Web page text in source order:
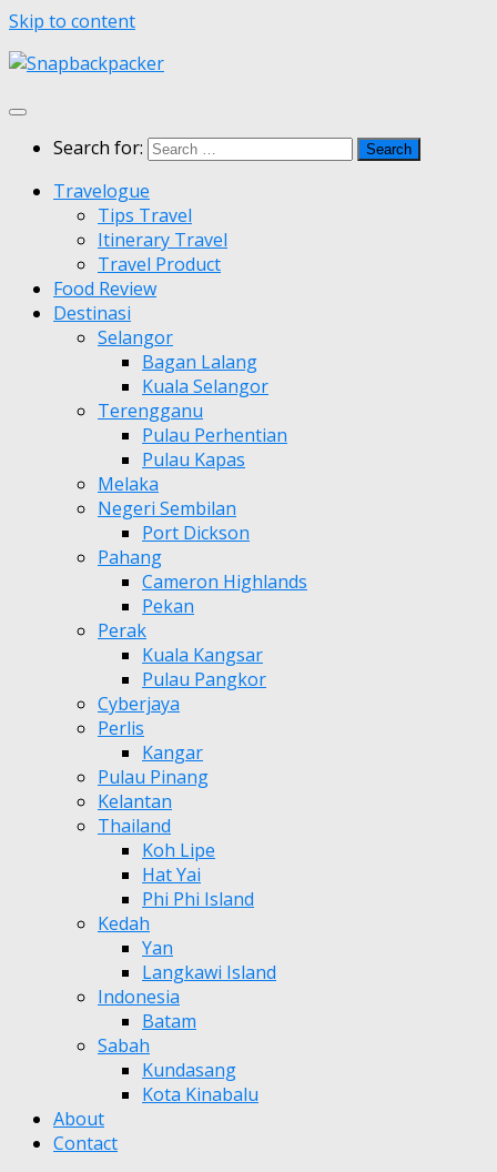
Skip to content
Search for:
Travelogue
Tips Travel
Itinerary Travel
Travel Product
Food Review
Destinasi
Selangor
Bagan Lalang
Kuala Selangor
Terengganu
Pulau Perhentian
Pulau Kapas
Melaka
Negeri Sembilan
Port Dickson
Pahang
Cameron Highlands
Pekan
Perak
Kuala Kangsar
Pulau Pangkor
Cyberjaya
Perlis
Kangar
Pulau Pinang
Kelantan
Thailand
Koh Lipe
Hat Yai
Phi Phi Island
Kedah
Yan
Langkawi Island
Indonesia
Batam
Sabah
Kundasang
Kota Kinabalu
About
Contact